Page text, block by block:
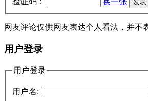
网友评论仅供网友表达个人看法，并不
用户登录
用户登录
用户名: